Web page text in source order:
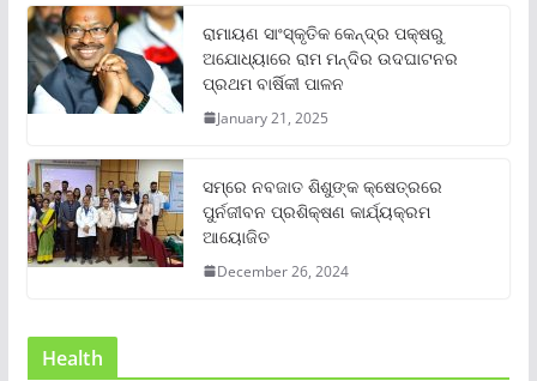
ରାମାୟଣ ସାଂସ୍କୃତିକ କେନ୍ଦ୍ର ପକ୍ଷରୁ
ଅଯୋଧ୍ୟାରେ ରାମ ମନ୍ଦିର ଉଦଘାଟନର
ପ୍ରଥମ ବାର୍ଷିକୀ ପାଳନ
January 21, 2025
ସମ୍‌ରେ ନବଜାତ ଶିଶୁଙ୍କ କ୍ଷେତ୍ରରେ
ପୁର୍ନଜୀବନ ପ୍ରଶିକ୍ଷଣ କାର୍ଯ୍ୟକ୍ରମ
ଆୟୋଜିତ
December 26, 2024
Health